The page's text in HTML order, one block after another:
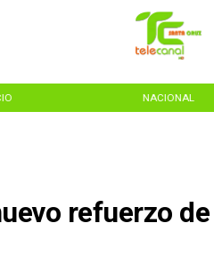
NACIONAL
refuerzo de